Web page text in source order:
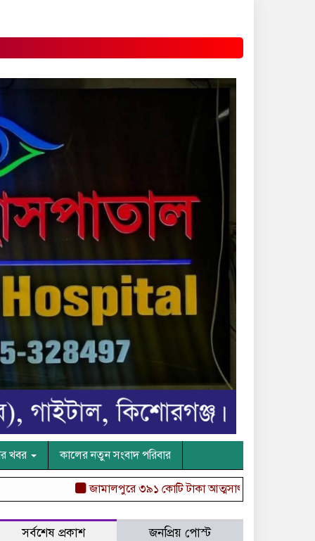
খবর কালের নতুন সংবাদ পরিবার
জামালপুরে ৩৯১ কোটি টাকা আত্মসাৎ, জামায়াতের আমির
সর্বশেষ প্রকাশ জনপ্রিয় পোস্ট